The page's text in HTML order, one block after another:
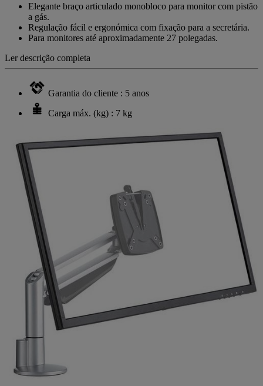
mesma
página.
Elegante braço articulado monobloco para monitor com pistão
a gás.
Regulação fácil e ergonómica com fixação para a secretária.
Para monitores até aproximadamente 27 polegadas.
Ler descrição completa
Garantia do cliente : 5 anos
Carga máx. (kg) : 7 kg